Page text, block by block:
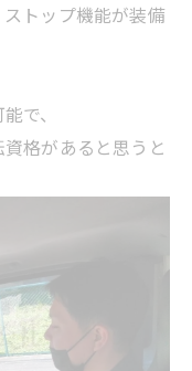
トップ機能が装備
で、
格があると思うと